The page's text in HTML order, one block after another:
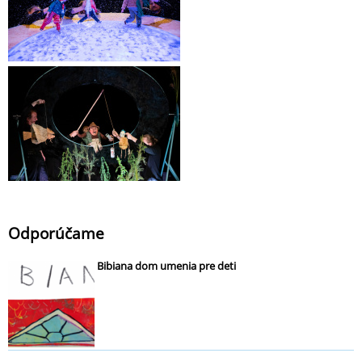
Odporúčame
Bibiana dom umenia pre deti